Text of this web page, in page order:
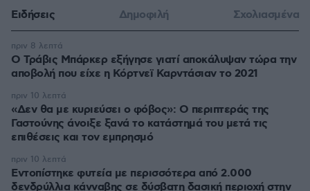
Ειδήσεις Δημοφιλή Σχολιασμένα
O Τράβις Μπάρκερ εξήγησε γιατί αποκάλυψαν τώρα την
αποβολή που είχε η Κόρτνεϊ Καρντάσιαν το 2021
πριν 8 λεπτά
«Δεν θα με κυριεύσει ο φόβος»: Ο περιπτεράς της
Γαστούνης άνοιξε ξανά το κατάστημά του μετά τις
επιθέσεις και τον εμπρησμό
πριν 10 λεπτά
Εντοπίστηκε φυτεία με περισσότερα από 2.000
δενδρύλλια κάνναβης σε δύσβατη δασική περιοχή στην
πριν 10 λεπτά